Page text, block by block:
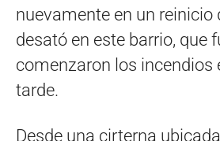
nuevamente en un reinicio
desató en este barrio, que
comenzaron los incendios
tarde.
Desde una cirterna